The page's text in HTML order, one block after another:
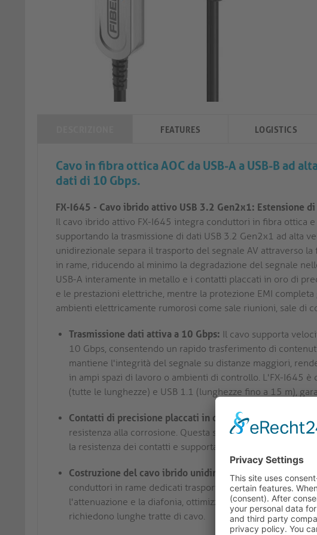
FEATURES LOGISTICS
Cavo in fibra ottica AOC da USB-A a USB-B ad
dati di 10 Gbps.
FX-I645 - Cavo ibrido attivo USB 3.2 Gen2x1: Estensione
Il cavo ibrido attivo FX-I645 integra conduttori in fibra ottica
supportando la trasmissione di dati USB 3.2 Gen2x1 ad alta
unidirezionale separa il trasporto del segnale AV attraverso
in rame, riducendo al minimo la degradazione del segnale
USB-A interamente in metallo e i contatti placcati in oro di
e le prestazioni elettriche, mentre la protezione EMI
ambienti elettricamente rumorosi come sale riunioni, sale di
Trasmissione dati attiva a 10 Gbps: Il cavo supporta
10 Gbps, consentendo un rapido trasferimento di
mantiene l'integrità del segnale su distanze maggiori,
in ampi spazi di lavoro o ambienti di controllo. L'FX-I645
(tutte le lunghezze) e USB 1.1 (lunghezze fino a 15 m),
Contatti di precisione placcati in oro:
I contatti placcati
resistenza alla corrosione. Questa scelta di materiale
la resistenza dei contatti e supportando connessioni stabili
Costruzione del cavo ibrido unidirezionale: I filamenti in
conduttori in rame dedicati trasportano alimentazione e
l'attenuazione e la diafonia, ottimizzando la qualità del
richiedono lunghe tratte di cavo.